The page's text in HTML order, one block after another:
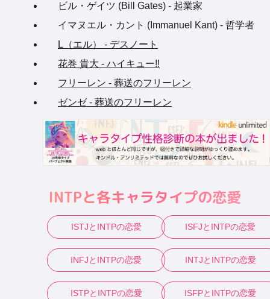
ビル・ゲイツ (Bill Gates) - 起業家
イマヌエル・カント (Immanuel Kant) - 哲学者
L（エル） - デスノート
花巻 貴大 - ハイキュー!!
フリーレン - 葬送のフリーレン
ゼンゼ - 葬送のフリーレン
INTPと各キャラタイプの恋愛
ISTJと INTPの恋愛 ISFJと INTPの恋愛
INFJと INTPの恋愛 INTJと INTPの恋愛
ISTPと INTPの恋愛 ISFPと INTPの恋愛